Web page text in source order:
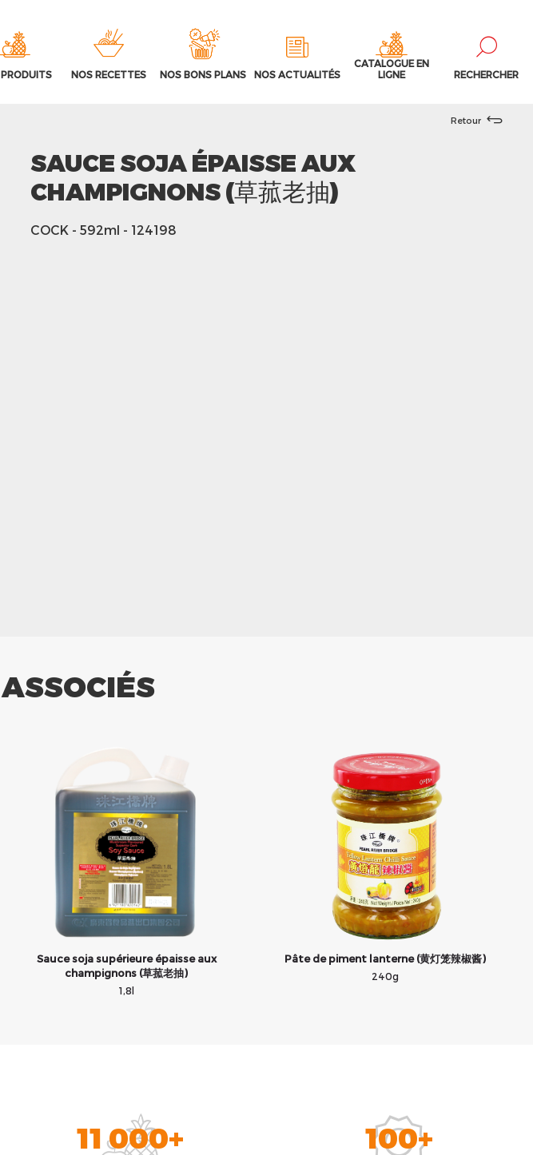
NOS RECETTES NOS BONS PLANS NOS ACTUALITÉS
CATALOGUE EN
LIGNE
RECHERCHER
Retour
SAUCE SOJA ÉPAISSE AUX
CHAMPIGNONS (草菰老抽)
COCK - 592ml - 124198
Sauce soja supérieure épaisse aux
champignons (草菰老抽)
1,8l
Pâte de piment lanterne (黄灯笼辣椒酱)
240g
11 000+ 100+